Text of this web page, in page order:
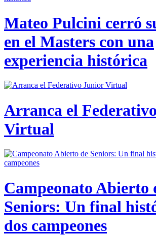
Mateo Pulcini cerró
en el Masters con una
experiencia histórica
Arranca el
Virtual
Campeonato Abierto
Seniors: Un final
dos campeones